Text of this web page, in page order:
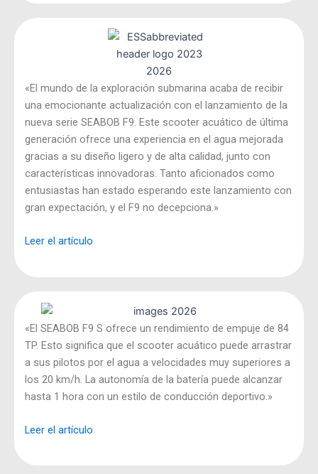
«El mundo de la exploración submarina acaba de recibir
una emocionante actualización con el lanzamiento de la
nueva serie SEABOB F9. Este scooter acuático de última
generación ofrece una experiencia en el agua mejorada
gracias a su diseño ligero y de alta calidad, junto con
características innovadoras. Tanto aficionados como
entusiastas han estado esperando este lanzamiento con
gran expectación, y el F9 no decepciona.»
Leer el artículo
«El SEABOB F9 S ofrece un rendimiento de empuje de 84
TP. Esto significa que el scooter acuático puede arrastrar
a sus pilotos por el agua a velocidades muy superiores a
los 20 km/h. La autonomía de la batería puede alcanzar
hasta 1 hora con un estilo de conducción deportivo.»
Leer el artículo